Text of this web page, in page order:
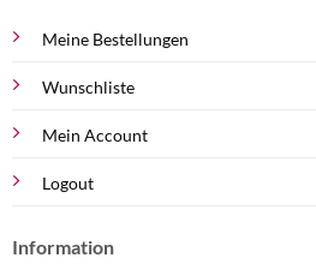
Meine Bestellungen
Wunschliste
Mein Account
Logout
Information